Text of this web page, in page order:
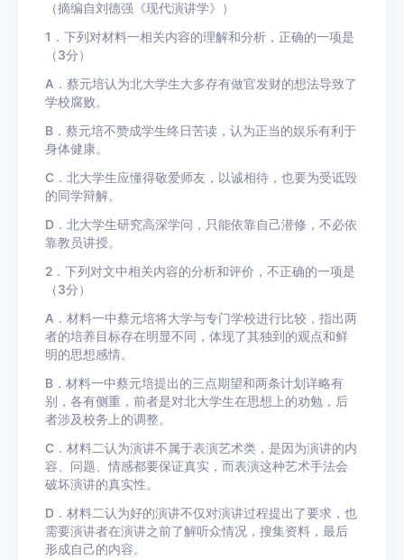
（摘编自刘德强《现代演讲学》）
1．下列对材料一相关内容的理解和分析，正确的一项是
（3分）
A．蔡元培认为北大学生大多存有做官发财的想法导致了
学校腐败。
B．蔡元培不赞成学生终日苦读，认为正当的娱乐有利于
身体健康。
C．北大学生应懂得敬爱师友，以诚相待，也要为受诋毁
的同学辩解。
D．北大学生研究高深学问，只能依靠自己潜修，不必依
靠教员讲授。
2．下列对文中相关内容的分析和评价，不正确的一项是
（3分）
A．材料一中蔡元培将大学与专门学校进行比较，指出两
者的培养目标存在明显不同，体现了其独到的观点和鲜
明的思想感情。
B．材料一中蔡元培提出的三点期望和两条计划详略有
别，各有侧重，前者是对北大学生在思想上的劝勉，后
者涉及校务上的调整。
C．材料二认为演讲不属于表演艺术类，是因为演讲的内
容、问题、情感都要保证真实，而表演这种艺术手法会
破坏演讲的真实性。
D．材料二认为好的演讲不仅对演讲过程提出了要求，也
需要演讲者在演讲之前了解听众情况，搜集资料，最后
形成自己的内容。